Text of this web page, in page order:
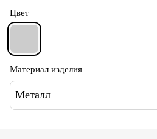
Цвет
Материал изделия
Металл